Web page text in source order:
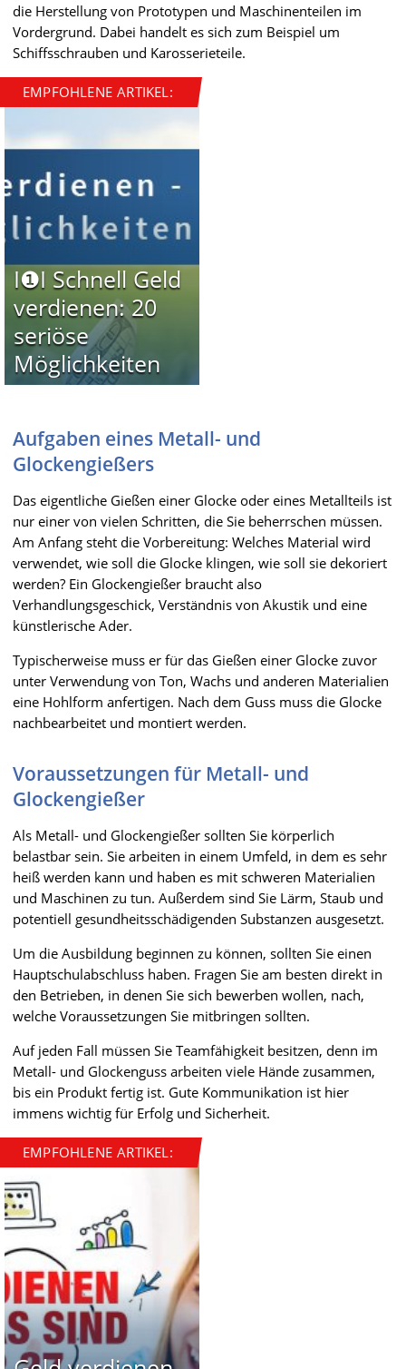
die Herstellung von Prototypen und Maschinenteilen im
Vordergrund. Dabei handelt es sich zum Beispiel um
Schiffsschrauben und Karosserieteile.
EMPFOHLENE ARTIKEL:
I❶I Schnell Geld
verdienen: 20
seriöse
Möglichkeiten
Aufgaben eines Metall- und
Glockengießers
Das eigentliche Gießen einer Glocke oder eines Metallteils ist
nur einer von vielen Schritten, die Sie beherrschen müssen.
Am Anfang steht die Vorbereitung: Welches Material wird
verwendet, wie soll die Glocke klingen, wie soll sie dekoriert
werden? Ein Glockengießer braucht also
Verhandlungsgeschick, Verständnis von Akustik und eine
künstlerische Ader.
Typischerweise muss er für das Gießen einer Glocke zuvor
unter Verwendung von Ton, Wachs und anderen Materialien
eine Hohlform anfertigen. Nach dem Guss muss die Glocke
nachbearbeitet und montiert werden.
Voraussetzungen für Metall- und
Glockengießer
Als Metall- und Glockengießer sollten Sie körperlich
belastbar sein. Sie arbeiten in einem Umfeld, in dem es sehr
heiß werden kann und haben es mit schweren Materialien
und Maschinen zu tun. Außerdem sind Sie Lärm, Staub und
potentiell gesundheitsschädigenden Substanzen ausgesetzt.
Um die Ausbildung beginnen zu können, sollten Sie einen
Hauptschulabschluss haben. Fragen Sie am besten direkt in
den Betrieben, in denen Sie sich bewerben wollen, nach,
welche Voraussetzungen Sie mitbringen sollten.
Auf jeden Fall müssen Sie Teamfähigkeit besitzen, denn im
Metall- und Glockenguss arbeiten viele Hände zusammen,
bis ein Produkt fertig ist. Gute Kommunikation ist hier
immens wichtig für Erfolg und Sicherheit.
EMPFOHLENE ARTIKEL: